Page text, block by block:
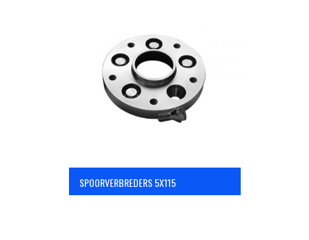
Bedrijfswagen parts
Inloggen / Registreren
SPOORVERBREDERS 5X115